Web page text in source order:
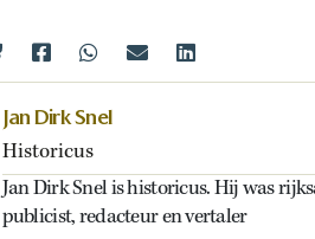
Jan Dirk Snel
Historicus
Jan Dirk Snel is historicus. Hij was
publicist, redacteur en vertaler